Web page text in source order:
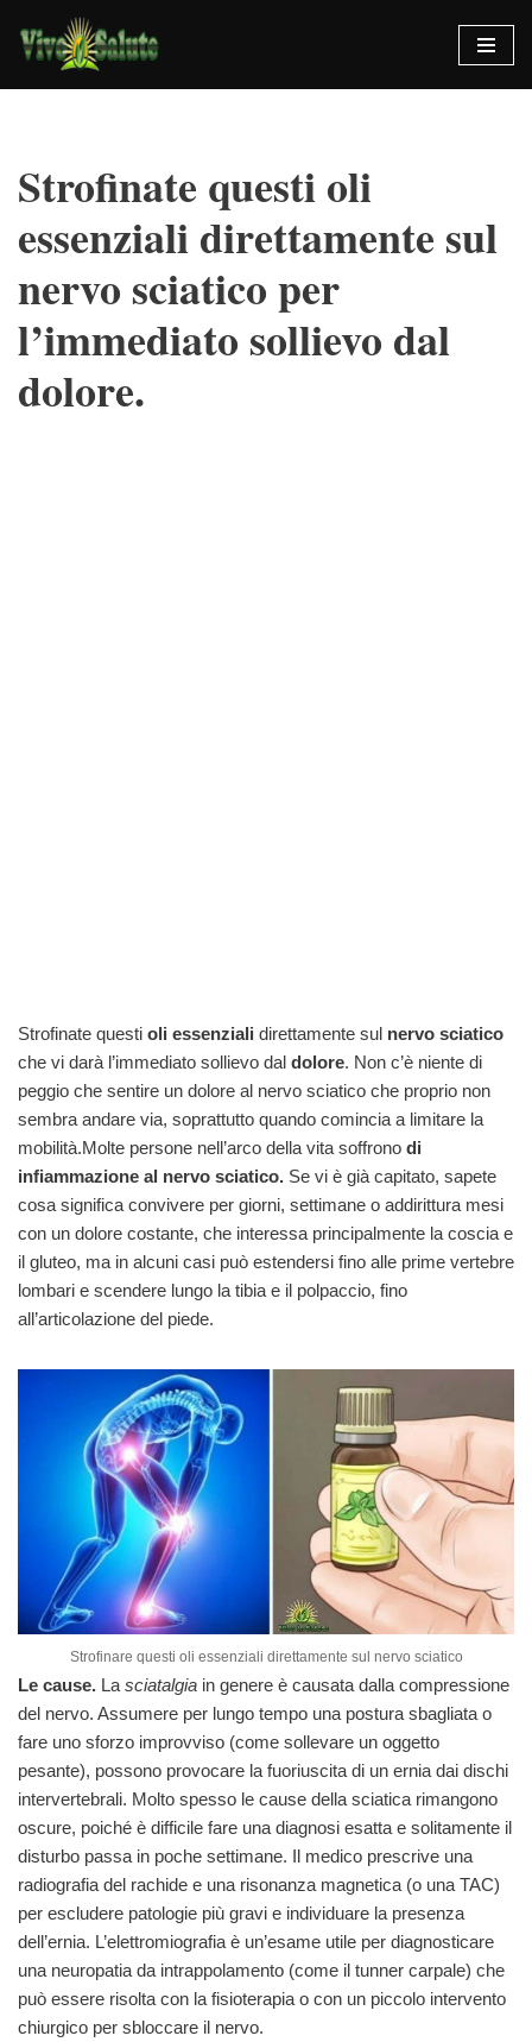
Vai
al
Strofinate questi oli
essenziali direttamente sul
nervo sciatico per
l’immediato sollievo dal
dolore.
Strofinate questi oli essenziali direttamente sul nervo sciatico
che vi darà l’immediato sollievo dal dolore. Non c’è niente di
peggio che sentire un dolore al nervo sciatico che proprio non
sembra andare via, soprattutto quando comincia a limitare la
mobilità.Molte persone nell’arco della vita soffrono di
infiammazione al nervo sciatico. Se vi è già capitato, sapete
cosa significa convivere per giorni, settimane o addirittura mesi
con un dolore costante, che interessa principalmente la coscia e
il gluteo, ma in alcuni casi può estendersi fino alle prime vertebre
lombari e scendere lungo la tibia e il polpaccio, fino
all’articolazione del piede.
Strofinare questi oli essenziali direttamente sul nervo sciatico
Le cause. La sciatalgia in genere è causata dalla compressione
del nervo. Assumere per lungo tempo una postura sbagliata o
fare uno sforzo improvviso (come sollevare un oggetto
pesante), possono provocare la fuoriuscita di un ernia dai dischi
intervertebrali. Molto spesso le cause della sciatica rimangono
oscure, poiché è difficile fare una diagnosi esatta e solitamente il
disturbo passa in poche settimane. Il medico prescrive una
radiografia del rachide e una risonanza magnetica (o una TAC)
per escludere patologie più gravi e individuare la presenza
dell’ernia. L’elettromiografia è un’esame utile per diagnosticare
una neuropatia da intrappolamento (come il tunner carpale) che
può essere risolta con la fisioterapia o con un piccolo intervento
chiurgico per sbloccare il nervo.